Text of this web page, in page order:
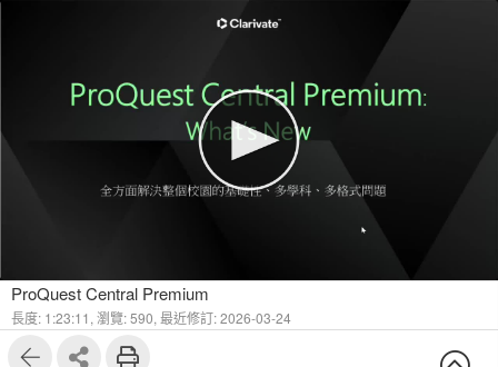
ProQuest Central Premium
長度: 1:23:11, 瀏覽: 590, 最近修訂: 2026-03-24